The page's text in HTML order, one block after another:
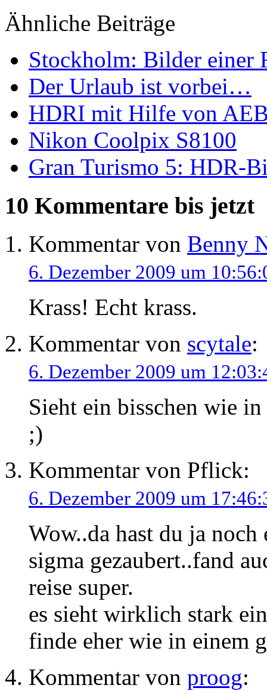
Ähnliche Beiträge
Stockholm: Bilder einer
Der Urlaub ist vorbei…
HDRI mit Hilfe von
Nikon Coolpix S8100
Gran Turismo 5: HDR-
10 Kommentare bis jetzt
Kommentar von Benny
6. Dezember 2009 um
Krass! Echt krass.
Kommentar von scytale:
6. Dezember 2009 um
Sieht ein bisschen wie
;)
Kommentar von Pflick:
6. Dezember 2009 um
Wow..da hast du ja
sigma gezaubert..fand
reise super.
es sieht wirklich stark
finde eher wie in einem
Kommentar von proog: